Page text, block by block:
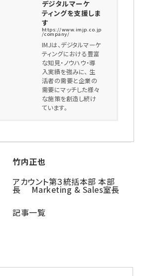
デジタルマーケ
ティングを支援しま
す
https://www.imjp.co.jp
/company/
IMJは、デジタルマーケ
ティングにおける豊富
な知見・ノウハウ・導
入実績を強みに、 生
活者の需要と企業の
需要にマッチした様々
な施策を創造し続け
ています。
竹内正也
アカウント第３統括本部 本部
長 Marketing & Sales室長
記事一覧